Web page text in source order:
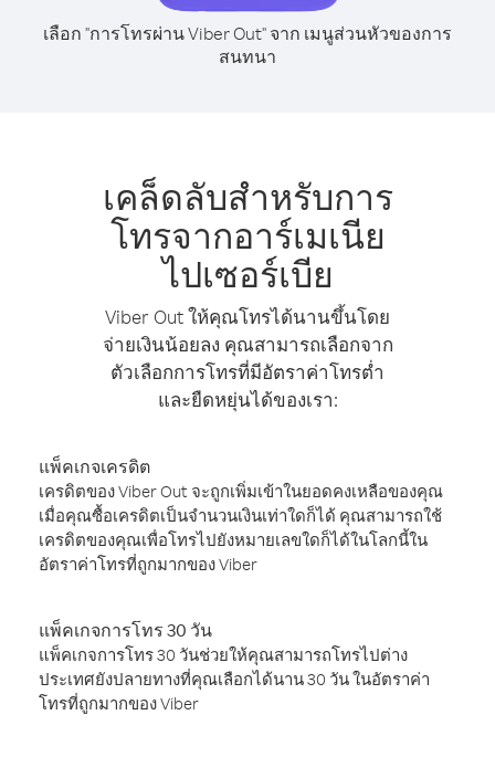
เลือก "การโทรผ่าน Viber Out" จาก เมนูส่วนหัวของการ
สนทนา
เคล็ดลับสำหรับการ
โทรจากอาร์เมเนีย
ไปเซอร์เบีย
Viber Out ให้คุณโทรได้นานขึ้นโดย
จ่ายเงินน้อยลง คุณสามารถเลือกจาก
ตัวเลือกการโทรที่มีอัตราค่าโทรต่ำ
และยืดหยุ่นได้ของเรา:
แพ็คเกจเครดิต
เครดิตของ Viber Out จะถูกเพิ่มเข้าในยอดคงเหลือของคุณ
เมื่อคุณซื้อเครดิตเป็นจำนวนเงินเท่าใดก็ได้ คุณสามารถใช้
เครดิตของคุณเพื่อโทรไปยังหมายเลขใดก็ได้ในโลกนี้ใน
อัตราค่าโทรที่ถูกมากของ Viber
แพ็คเกจการโทร 30 วัน
แพ็คเกจการโทร 30 วันช่วยให้คุณสามารถโทรไปต่าง
ประเทศยังปลายทางที่คุณเลือกได้นาน 30 วัน ในอัตราค่า
โทรที่ถูกมากของ Viber